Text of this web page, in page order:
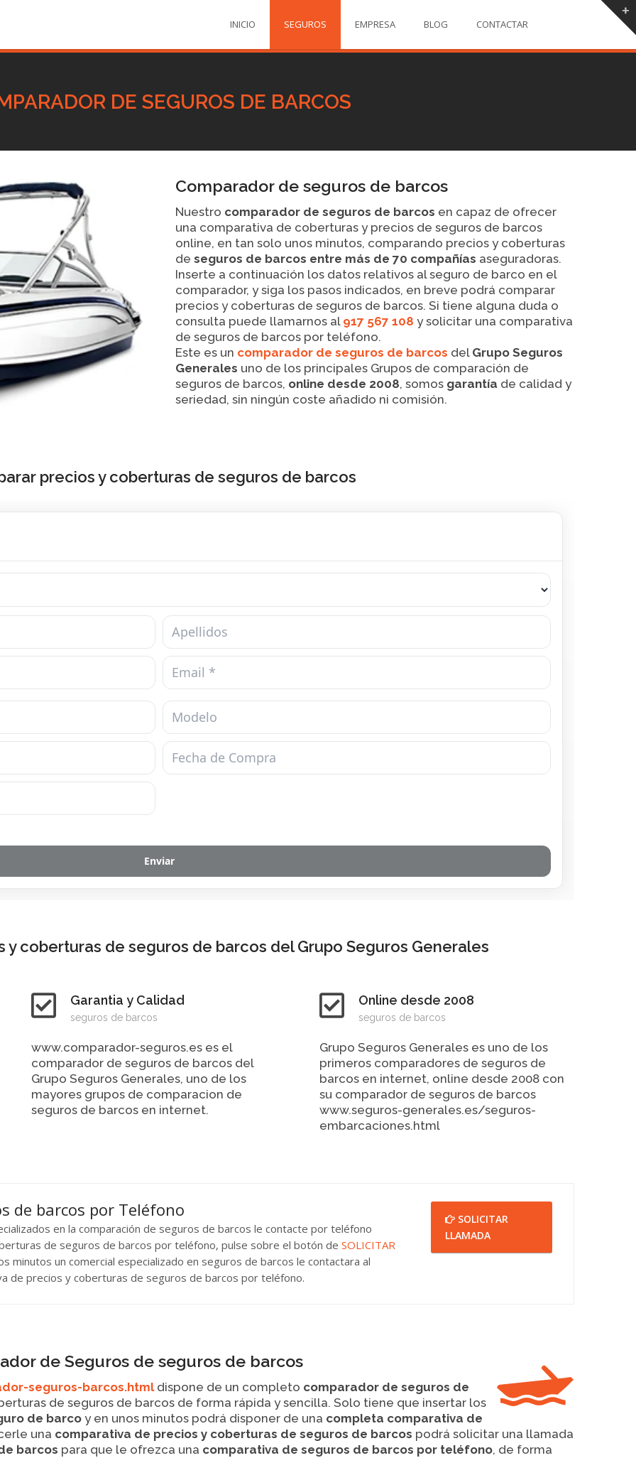
INICIO SEGUROS EMPRESA BLOG CONTACTAR
DE SEGUROS DE BARCOS
Comparador de seguros de barcos
Nuestro comparador de seguros de barcos en capaz de ofrecer
una comparativa de coberturas y precios de seguros de barcos
online, en tan solo unos minutos, comparando precios y coberturas
deseguros de barcos entre más de 70 compañías aseguradoras.
Inserte a continuación los datos relativos al seguro de barco en el
comparador, y siga los pasos indicados, en breve podrá comparar
precios y coberturas de seguros de barcos. Si tiene alguna duda o
consulta puede llamarnos al 917 567 108 y solicitar una comparativa
de seguros de barcos por teléfono.
Este es un comparador de seguros de barcos del Grupo Seguros
Generales uno de los principales Grupos de comparación de
seguros de barcos, online desde 2008, somos garantía de calidad y
seriedad, sin ningún coste añadido ni comisión.
precios y coberturas de seguros de barcos
coberturas de seguros de barcos del Grupo Seguros Generales
Garantia y Calidad
seguros de barcos
www.comparador-seguros.es es el
comparador de seguros de barcos del
Grupo Seguros Generales, uno de los
mayores grupos de comparacion de
seguros de barcos en internet.
Online desde 2008
seguros de barcos
Grupo Seguros Generales es uno de los
primeros comparadores de seguros de
barcos en internet, online desde 2008 con
su comparador de seguros de barcos
www.seguros-generales.es/seguros-
embarcaciones.html
de barcos por Teléfono
en la comparación de seguros de barcos le contacte por teléfono
de seguros de barcos por teléfono, pulse sobre el botón de SOLICITAR
minutos un comercial especializado en seguros de barcos le contactara al
de precios y coberturas de seguros de barcos por teléfono.
SOLICITAR
LLAMADA
de Seguros de seguros de barcos
seguros-barcos.htmldispone de un completo comparador de seguros de
de seguros de barcos de forma rápida y sencilla. Solo tiene que insertar los
de barco y en unos minutos podrá disponer de una completa comparativa de
una comparativa de precios y coberturas de seguros de barcos podrá solicitar una llamada
barcos para que le ofrezca una comparativa de seguros de barcos por teléfono, de forma